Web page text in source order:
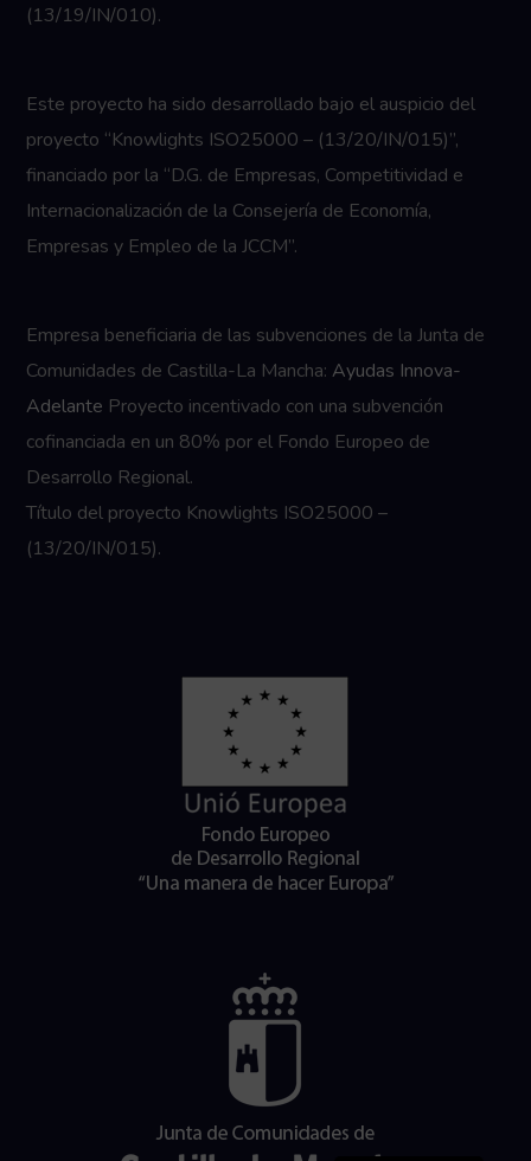
(13/19/IN/010).
Este proyecto ha sido desarrollado bajo el auspicio del
proyecto “Knowlights ISO25000 – (13/20/IN/015)”,
financiado por la “D.G. de Empresas, Competitividad e
Internacionalización de la Consejería de Economía,
Empresas y Empleo de la JCCM”.
Empresa beneficiaria de las subvenciones de la Junta de
Comunidades de Castilla-La Mancha:Ayudas Innova-
Adelante Proyecto incentivado con una subvención
cofinanciada en un 80% por el Fondo Europeo de
Desarrollo Regional.
Título del proyecto Knowlights ISO25000 –
(13/20/IN/015).